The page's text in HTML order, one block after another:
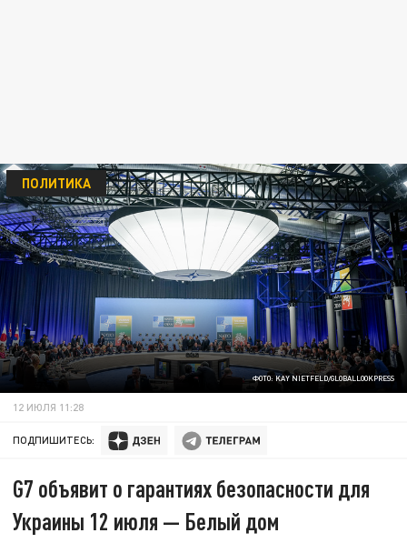
ФОТО: KAY NIETFELD/GLOBALLOOKPRESS
ПОЛИТИКА
12 ИЮЛЯ 11:28
ПОДПИШИТЕСЬ:
G7 объявит о гарантиях безопасности для
Украины 12 июля — Белый дом